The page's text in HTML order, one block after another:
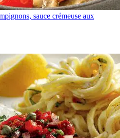
sauce crémeuse aux